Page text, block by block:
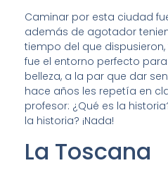
Caminar por esta ciudad
además de agotador
tiempo del que
fue el entorno perfecto
belleza, a la par que dar
hace años les repetía en
profesor: ¿Qué es la
la historia? ¡Nada!
La Toscana